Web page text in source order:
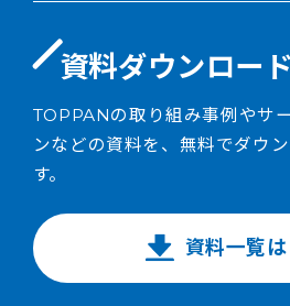
資料ダウンロード
TOPPANの取り組み事例やサ
ンなどの資料を、無料でダウ
す。
資料一覧